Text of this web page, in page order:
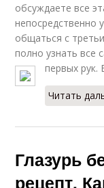
обсуждаете все
непосредственно
общаться с
полно узнать все
первых рук.
Читать
Глазурь
рецепт.